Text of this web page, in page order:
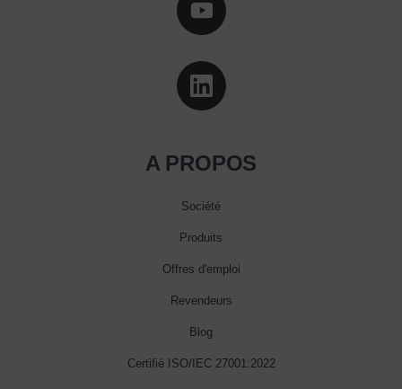
A PROPOS
Société
Produits
Offres d'emploi
Revendeurs
Blog
Certifié ISO/IEC 27001:2022